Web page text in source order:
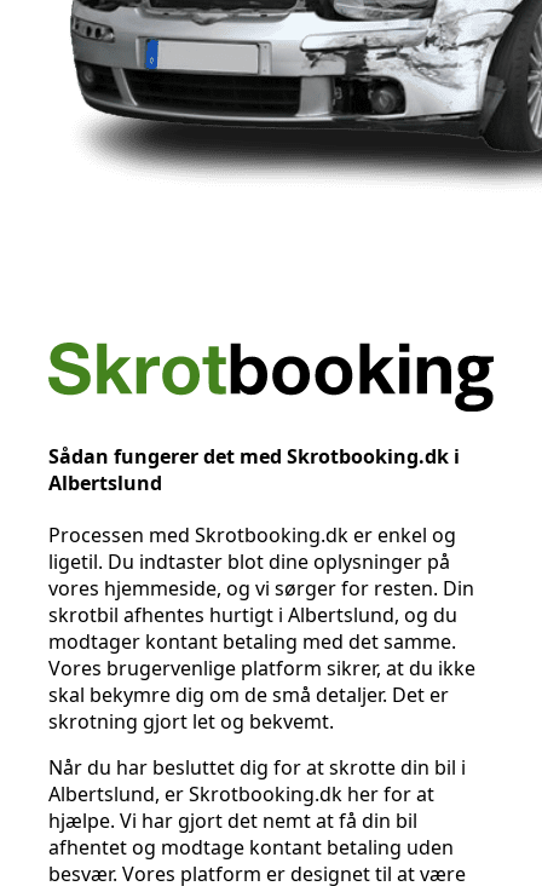
Sådan fungerer det med Skrotbooking.dk i
Albertslund
Processen med Skrotbooking.dk er enkel og
ligetil. Du indtaster blot dine oplysninger på
vores hjemmeside, og vi sørger for resten. Din
skrotbil afhentes hurtigt i Albertslund, og du
modtager kontant betaling med det samme.
Vores brugervenlige platform sikrer, at du ikke
skal bekymre dig om de små detaljer. Det er
skrotning gjort let og bekvemt.
Når du har besluttet dig for at skrotte din bil i
Albertslund, er Skrotbooking.dk her for at
hjælpe. Vi har gjort det nemt at få din bil
afhentet og modtage kontant betaling uden
besvær. Vores platform er designet til at være